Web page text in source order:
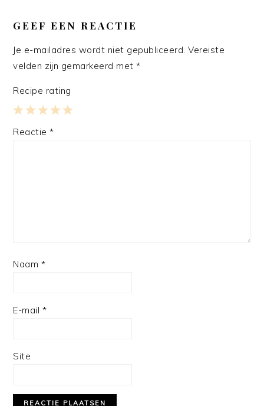
GEEF EEN REACTIE
Je e-mailadres wordt niet gepubliceerd. Vereiste
velden zijn gemarkeerd met*
Recipe rating
4
3
2
1
Reactie*
Naam *
E-mail *
Site